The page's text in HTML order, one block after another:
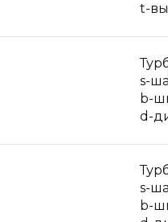
t-
s-
b-
d-
s-
b-